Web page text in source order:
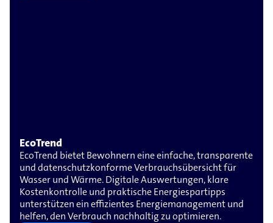
EcoTrend
EcoTrend bietet Bewohnern eine einfache, transparente
und datenschutzkonforme Verbrauchsübersicht für
Wasser und Wärme. Digitale Auswertungen, klare
Kostenkontrolle und praktische Energiespartipps
unterstützen ein effizientes Energiemanagement und
helfen, den Verbrauch nachhaltig zu optimieren.